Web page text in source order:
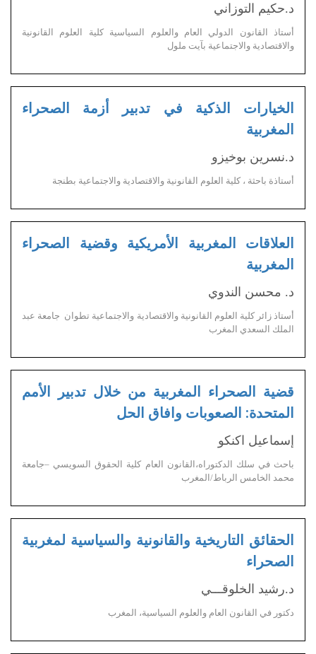
د.حكيم التوزاني
أستاذ القانون الدولي العام والعلوم السياسية كلية العلوم القانونية
والاقتصادية والاجتماعية بآيت ملول
الخيارات الذكية في تدبير أزمة الصحراء
المغربية
د.نسرين بوخيزو
أستاذة باحثة ، كلية العلوم القانونية والاقتصادية والاجتماعية بطنجة
العلاقات المغربية الأمريكية وقضية الصحراء
المغربية
د. محسن الندوي
أستاذ زائر كلية العلوم القانونية والاقتصادية والاجتماعية تطوان جامعة عبد
الملك السعدي المغرب
قضية الصحراء المغربية من خلال تدبير الأمم
المتحدة: الصعوبات وافاق الحل
إسماعيل اكنكو
باحث في سلك الدكتوراه،القانون العام كلية الحقوق السويسي –جامعة
محمد الخامس الرباط/المغرب
الحقائق التاريخية والقانونية والسياسية لمغربية
الصحراء
د.رشيد الخلوقـــي
دكتور في القانون العام والعلوم السياسية، المغرب